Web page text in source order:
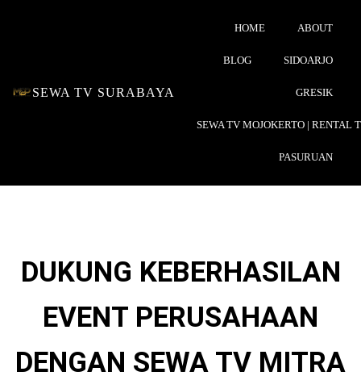
SEWA TV SURABAYA
HOME ABOUT
BLOG SIDOARJO
GRESIK
SEWA TV MOJOKERTO | RENTAL
PASURUAN
DUKUNG KEBERHASILAN
EVENT PERUSAHAAN
DENGAN SEWA TV MITRA